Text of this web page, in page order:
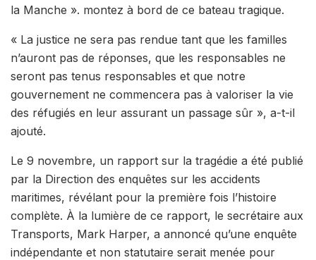
la Manche ». montez à bord de ce bateau tragique.
« La justice ne sera pas rendue tant que les familles
n’auront pas de réponses, que les responsables ne
seront pas tenus responsables et que notre
gouvernement ne commencera pas à valoriser la vie
des réfugiés en leur assurant un passage sûr », a-t-il
ajouté.
Le 9 novembre, un rapport sur la tragédie a été publié
par la Direction des enquêtes sur les accidents
maritimes, révélant pour la première fois l’histoire
complète. À la lumière de ce rapport, le secrétaire aux
Transports, Mark Harper, a annoncé qu’une enquête
indépendante et non statutaire serait menée pour